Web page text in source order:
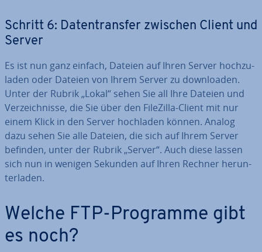
Schritt 6: Da­ten­trans­fer zwischen Client und
Server
Es ist nun ganz einfach, Dateien auf Ihren Server hoch­zu­
la­den oder Dateien von Ihrem Server zu down­loa­den.
Unter der Rubrik „Lokal“ sehen Sie all Ihre Dateien und
Ver­zeich­nis­se, die Sie über den FileZilla-Client mit nur
einem Klick in den Server hochladen können. Analog
dazu sehen Sie alle Dateien, die sich auf Ihrem Server
befinden, unter der Rubrik „Server“. Auch diese lassen
sich nun in wenigen Sekunden auf Ihren Rechner her­un­
ter­la­den.
Welche FTP-Programme gibt
es noch?